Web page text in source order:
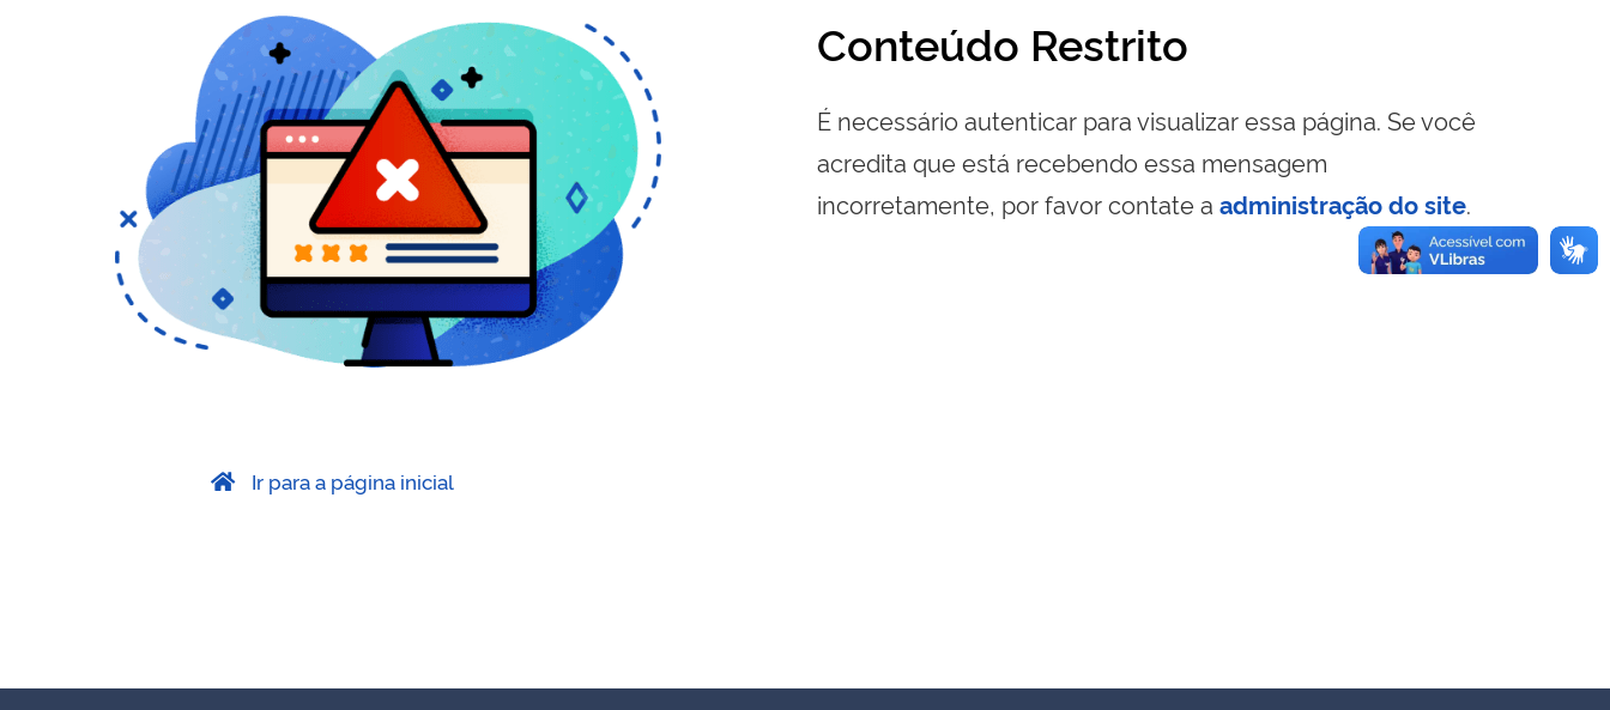
Conteúdo Restrito
É necessário autenticar para visualizar essa página. Se você
acredita que está recebendo essa mensagem
incorretamente, por favor contate a administração do site.
Ir para a página inicial